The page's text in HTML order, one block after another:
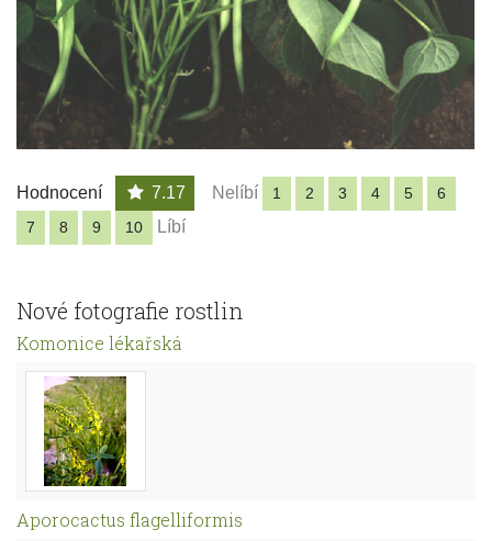
Hodnocení 7.17 Nelíbí 1 2 3 4 5
6
7
8 9 10 Líbí
Nové fotografie rostlin
Komonice lékařská
Aporocactus flagelliformis